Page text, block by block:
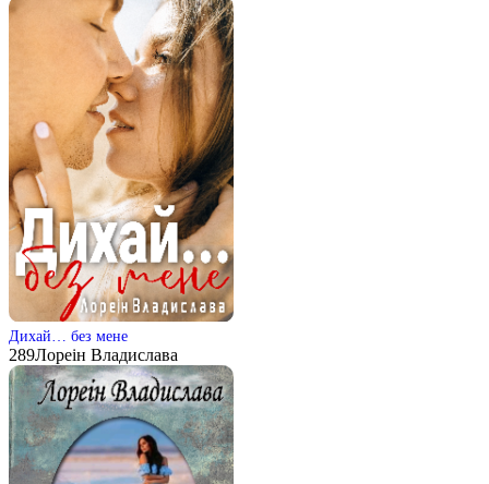
Дихай… без мене
289Лореін Владислава